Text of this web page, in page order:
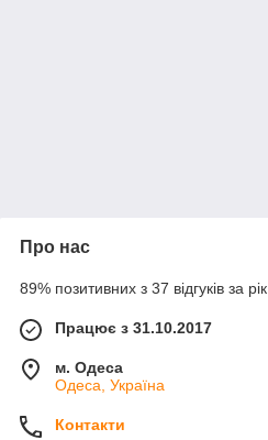
Про нас
89% позитивних з 37 відгуків за рік
Працює з 31.10.2017
м. Одеса
Одеса, Україна
Контакти